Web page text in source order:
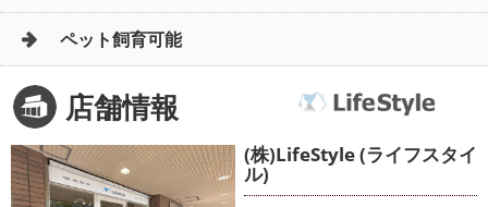
ペット飼育可能
店舗情報
(株)LifeStyle (ライフスタイ
ル)